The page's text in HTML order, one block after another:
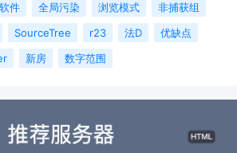
件 全局污染 浏览模式
非捕获组
SourceTree r23 法D
优缺点
新房 数字范围